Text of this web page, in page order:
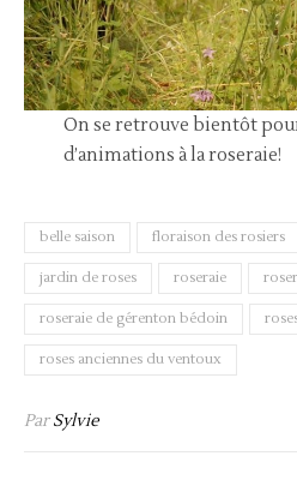
On se retrouve bientôt
d’animations à la roseraie!
belle saison floraison des rosiers
jardin de roses roseraie
roseraie de gérenton bédoin
roses anciennes du ventoux
ParSylvie